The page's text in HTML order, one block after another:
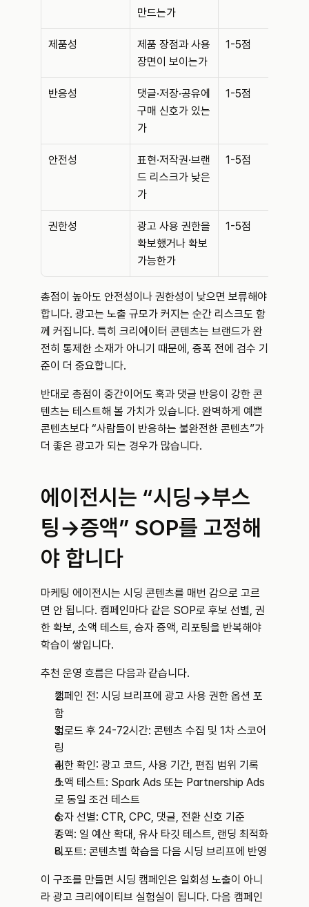
만드는가
제품성
제품 장점과 사용
장면이 보이는가
1-5점
반응성
댓글·저장·공유에
구매 신호가 있는
가
1-5점
안전성
표현·저작권·브랜
드 리스크가 낮은
가
1-5점
권한성
광고 사용 권한을
확보했거나 확보
가능한가
1-5점
총점이 높아도 안전성이나 권한성이 낮으면 보류해야
합니다. 광고는 노출 규모가 커지는 순간 리스크도 함
께 커집니다. 특히 크리에이터 콘텐츠는 브랜드가 완
전히 통제한 소재가 아니기 때문에, 증폭 전에 검수 기
준이 더 중요합니다.
반대로 총점이 중간이어도 훅과 댓글 반응이 강한 콘
텐츠는 테스트해 볼 가치가 있습니다. 완벽하게 예쁜
콘텐츠보다 “사람들이 반응하는 불완전한 콘텐츠”가
더 좋은 광고가 되는 경우가 많습니다.
에이전시는 “시딩→부스
팅→증액” SOP를 고정해
야 합니다
마케팅 에이전시는 시딩 콘텐츠를 매번 감으로 고르
면 안 됩니다. 캠페인마다 같은 SOP로 후보 선별, 권
한 확보, 소액 테스트, 승자 증액, 리포팅을 반복해야
학습이 쌓입니다.
추천 운영 흐름은 다음과 같습니다.
캠페인 전: 시딩 브리프에 광고 사용 권한 옵션 포
함
업로드 후 24-72시간: 콘텐츠 수집 및 1차 스코어
링
권한 확인: 광고 코드, 사용 기간, 편집 범위 기록
소액 테스트: Spark Ads 또는 Partnership Ads
로 동일 조건 테스트
승자 선별: CTR, CPC, 댓글, 전환 신호 기준
증액: 일 예산 확대, 유사 타깃 테스트, 랜딩 최적화
리포트: 콘텐츠별 학습을 다음 시딩 브리프에 반영
이 구조를 만들면 시딩 캠페인은 일회성 노출이 아니
라 광고 크리에이티브 실험실이 됩니다. 다음 캠페인